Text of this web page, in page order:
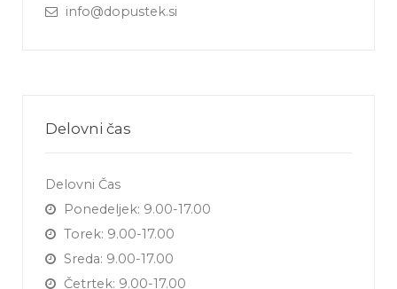
info@dopustek.si
Delovni čas
Delovni Čas
Ponedeljek: 9.00-17.00
Torek: 9.00-17.00
Sreda: 9.00-17.00
Četrtek: 9.00-17.00